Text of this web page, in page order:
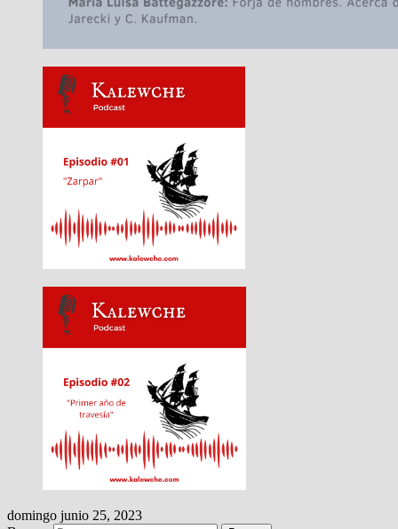
domingo junio 25, 2023